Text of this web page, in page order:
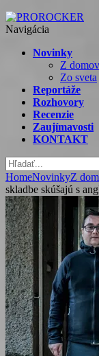
Navigácia
Novinky
Z
Zo sveta
Reportáže
Rozhovory
Recenzie
Zaujímavosti
KONTAKT
HomeNovinkyZ
skladbe skúšajú s